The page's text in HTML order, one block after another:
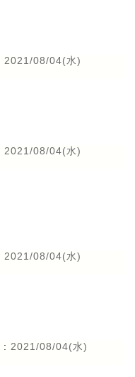
2021/08/04(水)
2021/08/04(水)
2021/08/04(水)
: 2021/08/04(水)